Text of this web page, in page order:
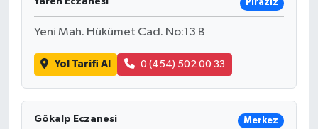
Piraziz
Yeni Mah. Hükümet Cad. No:13 B
Yol Tarifi Al 0 (454) 502 00 33
Gökalp Eczanesi Merkez